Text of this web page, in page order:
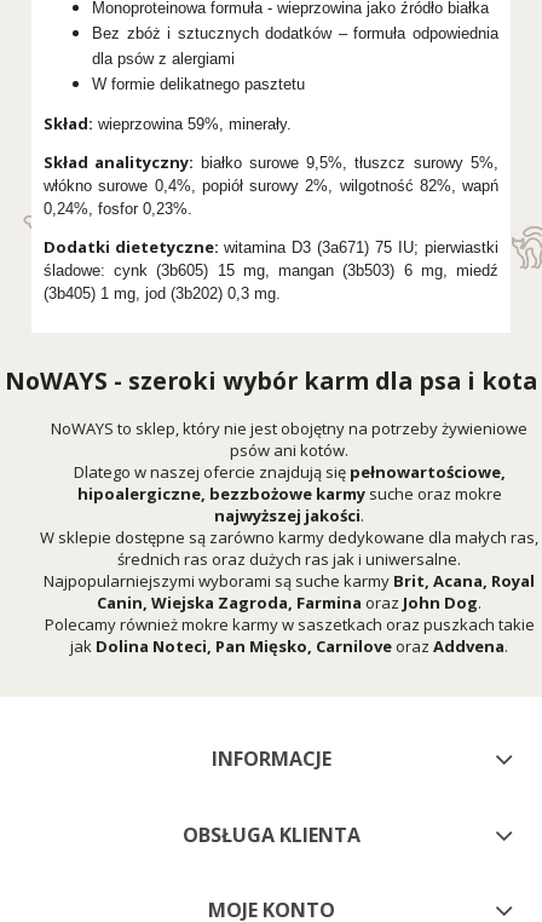
Monoproteinowa formuła - wieprzowina jako źródło białka
Bez zbóż i sztucznych dodatków – formuła odpowiednia
dla psów z alergiami
W formie delikatnego pasztetu
Skład: wieprzowina 59%, minerały.
Skład analityczny: białko surowe 9,5%, tłuszcz surowy 5%,
włókno surowe 0,4%, popiół surowy 2%, wilgotność 82%, wapń
0,24%, fosfor 0,23%.
Dodatki dietetyczne: witamina D3 (3a671) 75 IU; pierwiastki
śladowe: cynk (3b605) 15 mg, mangan (3b503) 6 mg, miedź
(3b405) 1 mg, jod (3b202) 0,3 mg.
NoWAYS - szeroki wybór karm dla psa i kota
NoWAYS to sklep, który nie jest obojętny na potrzeby żywieniowe
psów ani kotów.
Dlatego w naszej ofercie znajdują się pełnowartościowe,
hipoalergiczne, bezzbożowe karmy suche oraz mokre
najwyższej jakości.
W sklepie dostępne są zarówno karmy dedykowane dla małych ras,
średnich ras oraz dużych ras jak i uniwersalne.
Najpopularniejszymi wyborami są suche karmy Brit Acana Royal
Canin Wiejska Zagroda Farmina oraz John Dog.
Polecamy również mokre karmy w saszetkach oraz puszkach takie
jak Dolina Noteci Pan Mięsko Carniloveoraz Addvena.
INFORMACJE
OBSŁUGA KLIENTA
MOJE KONTO